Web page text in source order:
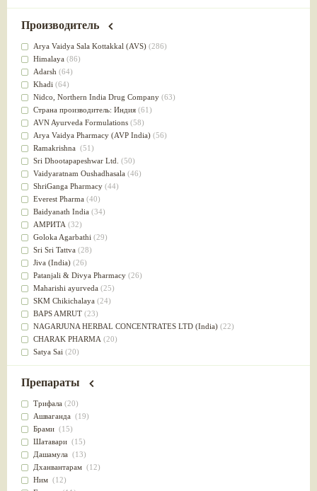
от инфекций мочеполовой системы(49)
для суставов
Лечит опухоли и отеки(46)
Для медитации
выводит токсины
Для здоровья печени
Для тела(39)
для очищения крови(38)
При диабете(38)
Антиоксидант(37)
Для Капха(Кафа) доши
От паразитов(37)
При расстройстве желудка (36)
Успокоительное(36)
Для глаз(34)
от геморроя(34)
Противовоспалительное
Для Питта доши(32)
Для сердца(32)
Для сосудов головного мозга
Для полости рта(32)
Дефицит железа(31)
Для лица(31)
Употребление в пищу
Ароматерапия(29)
Жаропонижающее(29)
для памяти(28)
для почек(28)
Слабительное (28)
Афродизиак(27)
Напитки(27)
Для йоги (27)
Для потенции(26)
Для душа(25)
для концентрации внимания
при нарушении эрекции
Производитель
Arya Vaidya Sala Kottakkal (AVS) (286)
Himalaya (86)
Adarsh (64)
Khadi (64)
Nidсo, Northern India Drug Company (63)
Страна производитель: Индия (61)
AVN Ayurveda Formulations (58)
Arya Vaidya Pharmacy (AVP India) (56)
Ramakrishna (51)
Sri Dhootapapeshwar Ltd. (50)
Vaidyaratnam Oushadhasala (46)
ShriGanga Pharmacy (44)
Everest Pharma (40)
Baidyanath India (34)
АМРИТА (32)
Goloka Agarbathi (29)
Sri Sri Tattva (28)
Jiva (India) (26)
Patanjali & Divya Pharmacy (26)
Maharishi ayurveda (25)
SKM Chikichalaya (24)
BAPS AMRUT (23)
NAGARJUNA HERBAL CONCENTRATES LTD (India) (22)
CHARAK PHARMA (20)
Satya Sai (20)
Vyas(20)
Kerala Ayurveda
(19)
Organic India pvt ltd
Lalita(16)
Ashtang Herbals
Alarsin(14)
Vasu Health care
Baraka(13)
Dabur India Ltd
Препараты
Трифала (20)
Ашваганда (19)
Брами (15)
Шатавари (15)
Дашамула (13)
Дханвантарам (12)
Ним (12)